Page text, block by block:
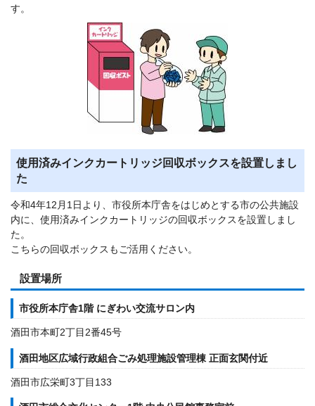
す。
使用済みインクカートリッジ回収ボックスを設置しまし
た
令和4年12月1日より、市役所本庁舎をはじめとする市の公共施設
内に、使用済みインクカートリッジの回収ボックスを設置しまし
た。
こちらの回収ボックスもご活用ください。
設置場所
市役所本庁舎1階 にぎわい交流サロン内
酒田市本町2丁目2番45号
酒田地区広域行政組合ごみ処理施設管理棟 正面玄関付近
酒田市広栄町3丁目133